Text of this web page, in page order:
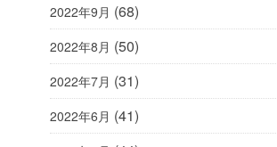
2022年9月 (68)
2022年8月 (50)
2022年7月 (31)
2022年6月 (41)